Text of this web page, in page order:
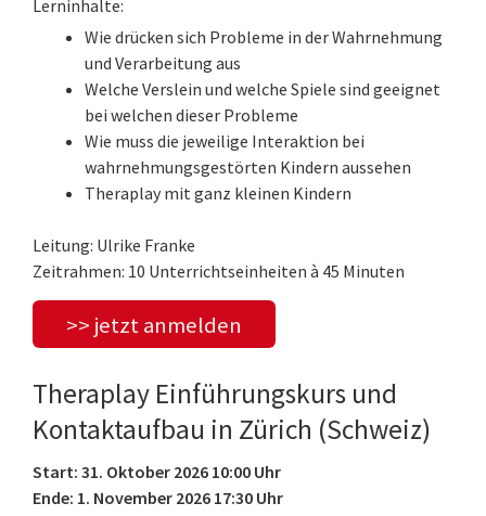
Lerninhalte:
Wie drücken sich Probleme in der Wahrnehmung
und Verarbeitung aus
Welche Verslein und welche Spiele sind geeignet
bei welchen dieser Probleme
Wie muss die jeweilige Interaktion bei
wahrnehmungsgestörten Kindern aussehen
Theraplay mit ganz kleinen Kindern
Leitung: Ulrike Franke
Zeitrahmen: 10 Unterrichtseinheiten à 45 Minuten
>> jetzt anmelden
Theraplay Einführungskurs und
Kontaktaufbau in Zürich (Schweiz)
Start: 31. Oktober 2026 10:00 Uhr
Ende: 1. November 2026 17:30 Uhr